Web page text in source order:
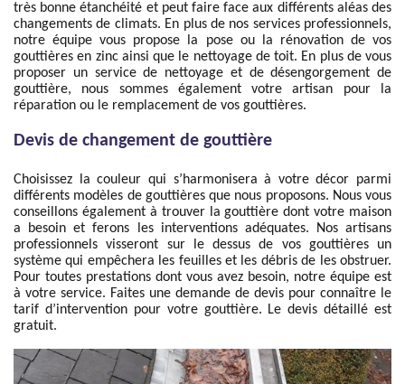
très bonne étanchéité et peut faire face aux différents aléas des
changements de climats. En plus de nos services professionnels,
notre équipe vous propose la pose ou la rénovation de vos
gouttières en zinc ainsi que le nettoyage de toit. En plus de vous
proposer un service de nettoyage et de désengorgement de
gouttière, nous sommes également votre artisan pour la
réparation ou le remplacement de vos gouttières.
Devis de changement de gouttière
Choisissez la couleur qui s’harmonisera à votre décor parmi
différents modèles de gouttières que nous proposons. Nous vous
conseillons également à trouver la gouttière dont votre maison
a besoin et ferons les interventions adéquates. Nos artisans
professionnels visseront sur le dessus de vos gouttières un
système qui empêchera les feuilles et les débris de les obstruer.
Pour toutes prestations dont vous avez besoin, notre équipe est
à votre service. Faites une demande de devis pour connaître le
tarif d’intervention pour votre gouttière. Le devis détaillé est
gratuit.